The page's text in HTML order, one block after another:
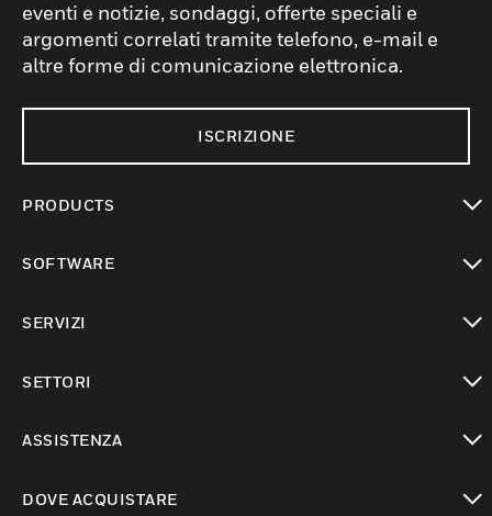
eventi e notizie, sondaggi, offerte speciali e
argomenti correlati tramite telefono, e-mail e
altre forme di comunicazione elettronica.
ISCRIZIONE
PRODUCTS
SOFTWARE
SERVIZI
SETTORI
ASSISTENZA
DOVE ACQUISTARE